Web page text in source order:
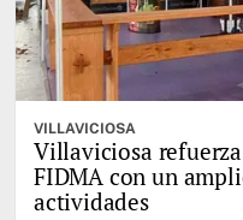
VILLAVICIOSA
Villaviciosa
FIDMA con un
actividades